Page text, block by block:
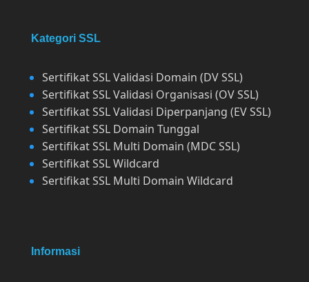
Kategori SSL
Sertifikat SSL Validasi Domain (DV SSL)
Sertifikat SSL Validasi Organisasi (OV SSL)
Sertifikat SSL Validasi Diperpanjang (EV SSL)
Sertifikat SSL Domain Tunggal
Sertifikat SSL Multi Domain (MDC SSL)
Sertifikat SSL Wildcard
Sertifikat SSL Multi Domain Wildcard
Informasi